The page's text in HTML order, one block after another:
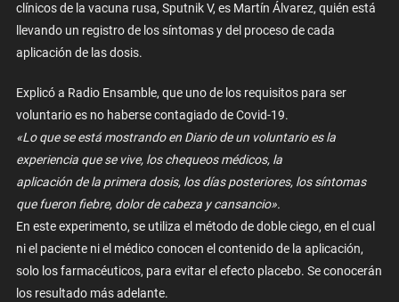
clínicos de la vacuna rusa, Sputnik V, es Martín Álvarez, quién está
llevando un registro de los síntomas y del proceso de cada
aplicación de las dosis.
Explicó a Radio Ensamble, que uno de los requisitos para ser
voluntario es no haberse contagiado de Covid-19.
«Lo que se está mostrando en Diario de un voluntario es la
experiencia que se vive, los chequeos médicos, la
aplicación de la primera dosis, los días posteriores, los síntomas
que fueron fiebre, dolor de cabeza y cansancio».
En este experimento, se utiliza el método de doble ciego, en el cual
ni el paciente ni el médico conocen el contenido de la aplicación,
solo los farmacéuticos, para evitar el efecto placebo. Se conocerán
los resultado más adelante.